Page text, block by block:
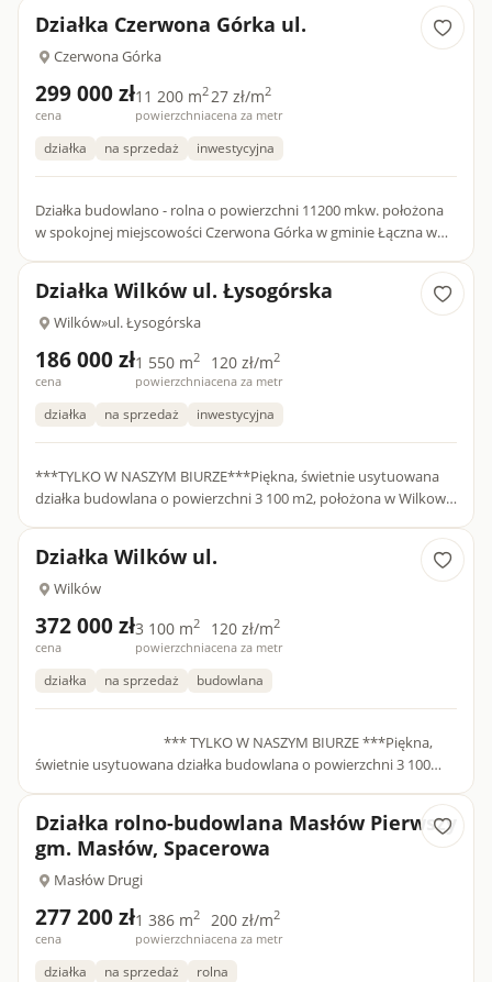
Działka Czerwona Górka ul.
Czerwona Górka
299 000 zł
cena
11 200 m2
powierzchnia
27 zł/m2
cena za metr
działka na sprzedaż inwestycyjna
Działka budowlano - rolna o powierzchni 11200 mkw. położona
w spokojnej miejscowości Czerwona Górka w gminie Łączna w
Działka Wilków ul. Łysogórska
Wilków»ul. Łysogórska
186 000 zł
cena
1 550 m2
powierzchnia
120 zł/m2
cena za metr
działka na sprzedaż inwestycyjna
***TYLKO W NASZYM BIURZE***Piękna, świetnie usytuowana
działka budowlana o powierzchni 3 100 m2, położona w Wilkowie
Działka Wilków ul.
Wilków
372 000 zł
cena
3 100 m2
powierzchnia
120 zł/m2
cena za metr
działka na sprzedaż budowlana
*** TYLKO W NASZYM BIURZE ***Piękna,
świetnie usytuowana działka budowlana o powierzchni 3 100
Działka rolno-budowlana Masłów Pierwszy
gm. Masłów, Spacerowa
Masłów Drugi
277 200 zł
cena
1 386 m2
powierzchnia
200 zł/m2
cena za metr
działka na sprzedaż rolna